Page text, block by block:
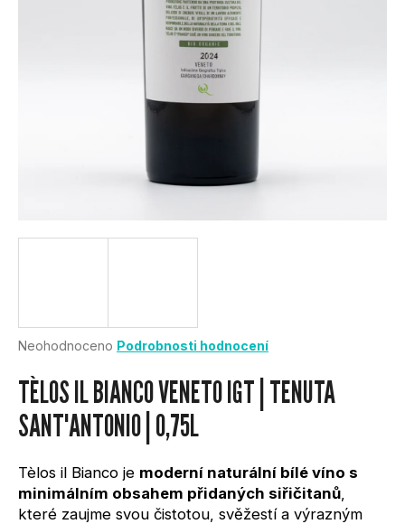
Průměrné
produktu
0,0
z
hvězdiček.
Neohodnoceno Podrobnosti hodnocení
TÈLOS IL BIANCO VENETO IGT | TENUTA
SANT'ANTONIO | 0,75L
Tèlos il Bianco je moderní naturální bílé víno s
minimálním obsahem přidaných siřičitanů
které zaujme svou čistotou, svěžestí a výrazným
N
Í
T
?